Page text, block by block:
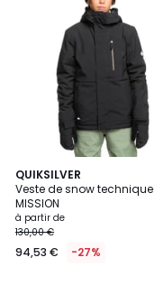
QUIKSILVER
Veste de snow technique
MISSION
à partir de
130,00 €
94,53 € -27%